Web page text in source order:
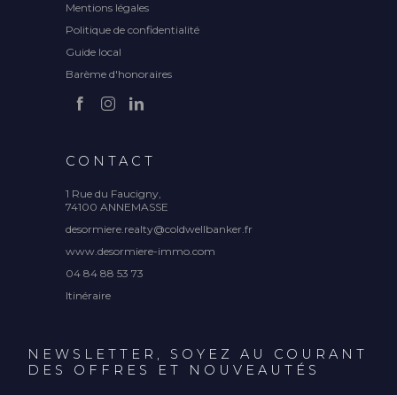
Mentions légales
Politique de confidentialité
Guide local
Barème d'honoraires
CONTACT
1 Rue du Faucigny,
74100 ANNEMASSE
desormiere.realty@coldwellbanker.fr
www.desormiere-immo.com
04 84 88 53 73
Itinéraire
NEWSLETTER, SOYEZ AU COURANT
DES OFFRES ET NOUVEAUTÉS